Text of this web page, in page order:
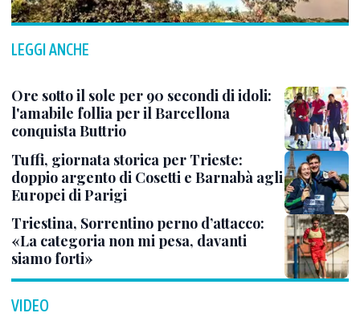
LEGGI ANCHE
Ore sotto il sole per 90 secondi di idoli:
l'amabile follia per il Barcellona
conquista Buttrio
Tuffi, giornata storica per Trieste:
doppio argento di Cosetti e Barnabà agli
Europei di Parigi
Triestina, Sorrentino perno d’attacco:
«La categoria non mi pesa, davanti
siamo forti»
VIDEO